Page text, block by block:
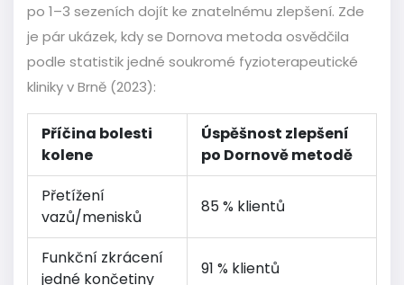
po 1–3 sezeních dojít ke znatelnému zlepšení. Zde
je pár ukázek, kdy se Dornova metoda osvědčila
podle statistik jedné soukromé fyzioterapeutické
kliniky v Brně (2023):
Příčina bolesti
kolene
Úspěšnost zlepšení
po Dornově metodě
Přetížení
vazů/menisků
85 % klientů
Funkční zkrácení
jedné končetiny
91 % klientů